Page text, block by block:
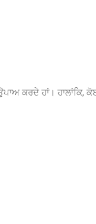
ਕਰਦੇ ਹਾਂ। ਹਾਲਾਂਕਿ,